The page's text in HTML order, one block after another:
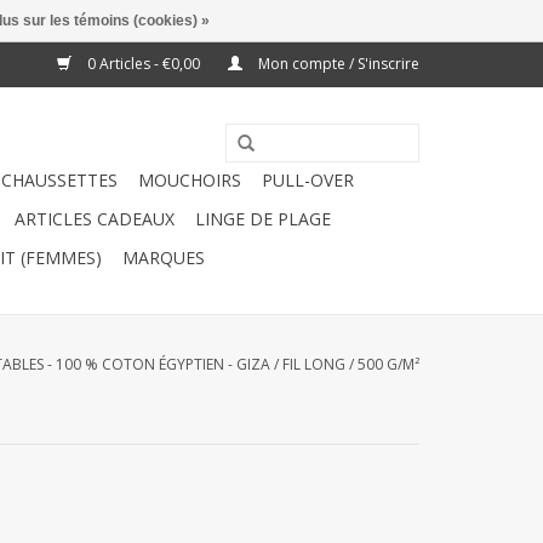
0 Articles - €0,00 Mon compte / S'inscrire
CHAUSSETTES MOUCHOIRS
PULL-OVER
ARTICLES CADEAUX
LINGE DE PLAGE
(FEMMES) MARQUES
- 100 % COTON ÉGYPTIEN - GIZA / FIL LONG / 500 G/M²
sur les témoins (cookies) »